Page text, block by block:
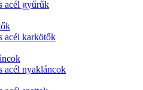
acél gyűrűk
acél karkötők
acél nyakláncok